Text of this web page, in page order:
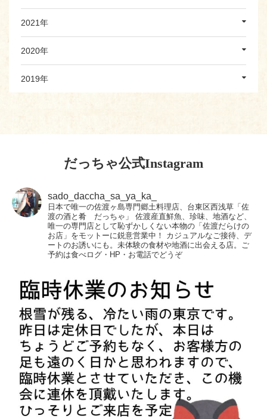
2021年
2020年
2019年
だっちゃ公式Instagram
sado_daccha_sa_ya_ka_
日本で唯一の佐渡ヶ島専門郷土料理店、台東区西浅草「佐
渡の酒と肴 だっちゃ」
佐渡産直鮮魚、珍味、地酒など、
唯一の専門店として恥ずかしくない本物の「佐渡だらけの
お店」をモットーに鋭意営業中！
カジュアルなご接待、デ
ートのお誘いにも。未体験の食材や地酒に出会える店。ご
予約は食べログ・HP・お電話でどうぞ